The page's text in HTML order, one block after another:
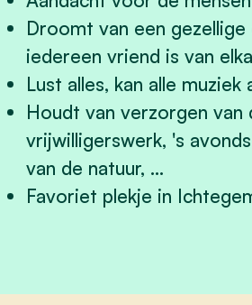
Droomt van een
iedereen vriend is van
Lust alles, kan alle
Houdt van verzorgen van
vrijwilligerswerk, 's
van de natuur, …
Favoriet plekje in